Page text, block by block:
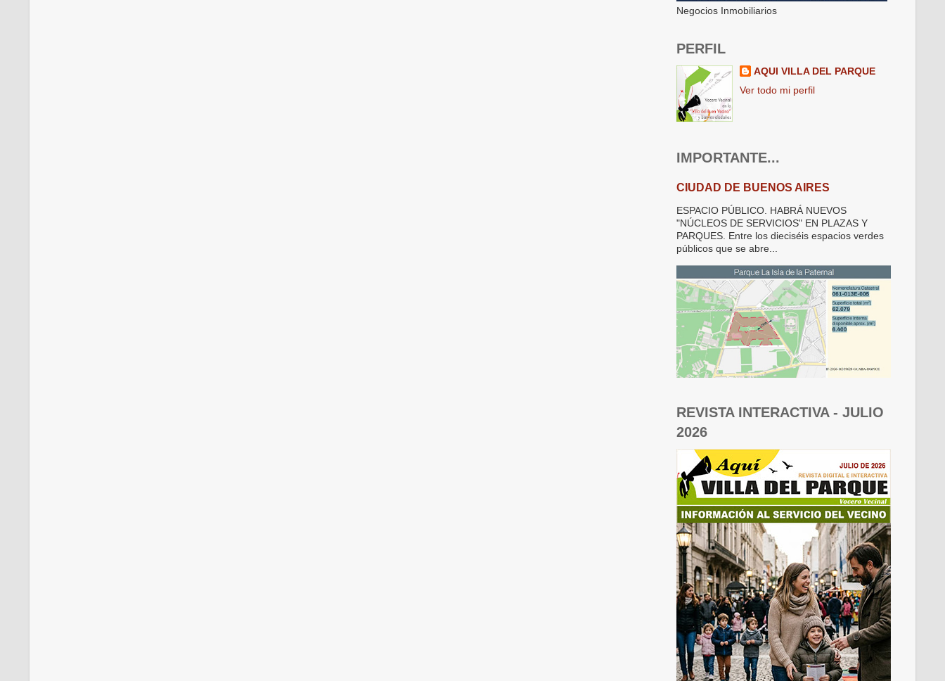
Negocios Inmobiliarios
PERFIL
AQUI VILLA DEL PARQUE
Ver todo mi perfil
IMPORTANTE...
CIUDAD DE BUENOS AIRES
ESPACIO PÚBLICO. HABRÁ NUEVOS
"NÚCLEOS DE SERVICIOS" EN PLAZAS Y
PARQUES. Entre los dieciséis espacios verdes
públicos que se abre...
REVISTA INTERACTIVA - JULIO
2026